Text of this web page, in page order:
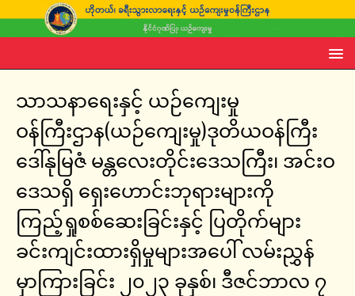
သာသနာရေးနှင့် ယဉ်ကျေးမှု
ဝန်ကြီးဌာန(ယဉ်ကျေးမှု)ဒုတိယဝန်ကြီး
ဒေါ်နုမြဇံ မန္တလေးတိုင်းဒေသကြီး၊ အင်းဝ
ဒေသရှိ ရှေးဟောင်းဘုရားများကို
ကြည့်ရှုစစ်ဆေးခြင်းနှင့် ပြတိုက်များ
ခင်းကျင်းထားရှိမှုများအပေါ် လမ်းညွှန်
မှာကြားခြင်း ၂၀၂၃ ခုနှစ်၊ ဒီဇင်ဘာလ ၇